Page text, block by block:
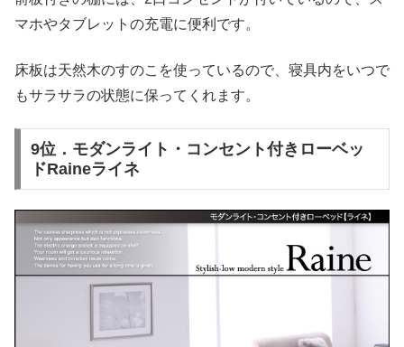
マホやタブレットの充電に便利です。
床板は天然木のすのこを使っているので、寝具内をいつで
もサラサラの状態に保ってくれます。
9位．モダンライト・コンセント付きローベッ
ドRaineライネ